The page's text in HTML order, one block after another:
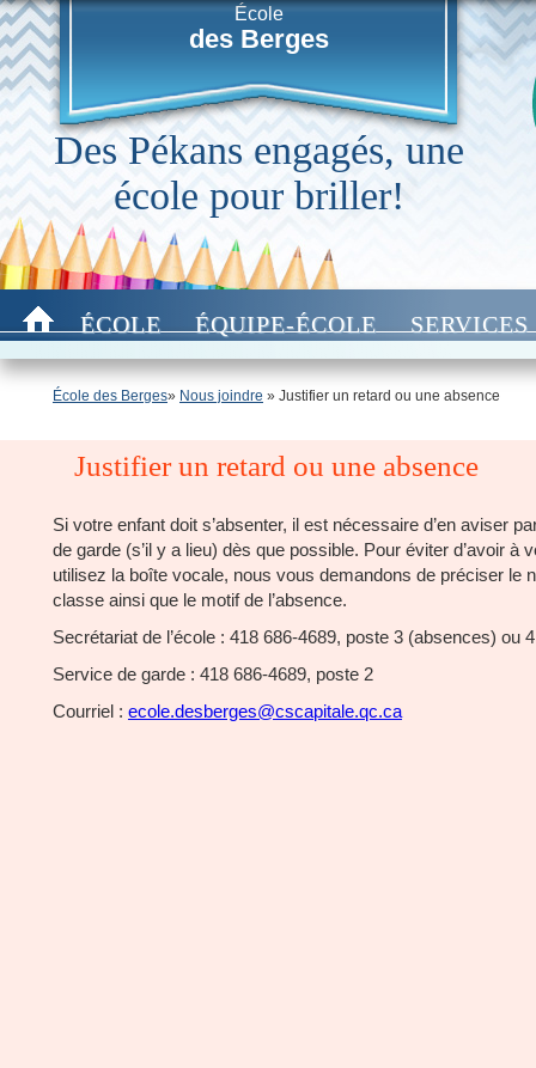
École
des Berges
Des Pékans engagés, une
école pour briller!
ÉCOLE ÉQUIPE-ÉCOLE SERVICES
École des Berges» Nous joindre » Justifier un retard ou une absence
Justifier un retard ou une absence
Si votre enfant doit s’absenter, il est nécessaire d’en aviser
de garde (s’il y a lieu) dès que possible. Pour éviter d’avoir à
utilisez la boîte vocale, nous vous demandons de préciser le
classe ainsi que le motif de l’absence.
Secrétariat de l’école : 418 686-4689, poste 3 (absences) ou 4
Service de garde : 418 686-4689, poste 2
Courriel : ecole.desberges@cscapitale.qc.ca